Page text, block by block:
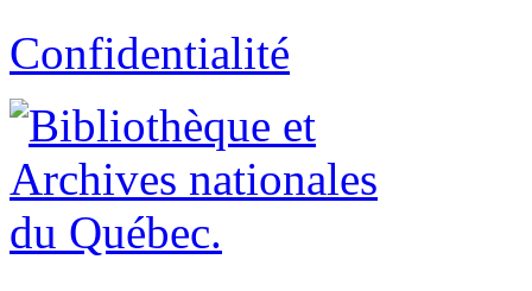
Confidentialité